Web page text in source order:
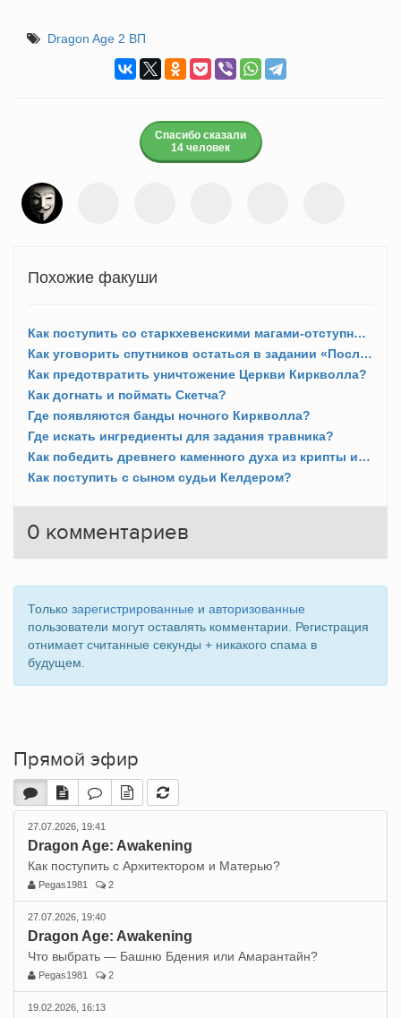
Dragon Age 2 ВП
Спасибо сказали
14 человек
Похожие факуши
Как поступить со старкхевенскими магами-отступниками?
Как уговорить спутников остаться в задании «Последняя капля»?
Как предотвратить уничтожение Церкви Киркволла?
Как догнать и поймать Скетча?
Где появляются банды ночного Киркволла?
Где искать ингредиенты для задания травника?
Как победить древнего каменного духа из крипты и открыть достижение «Холоден, как камень»?
Как поступить с сыном судьи Келдером?
0 комментариев
Только зарегистрированные и авторизованные
пользователи могут оставлять комментарии. Регистрация
отнимает считанные секунды + никакого спама в
будущем.
Прямой эфир
27.07.2026, 19:41
Dragon Age: Awakening
Как поступить с Архитектором и Матерью?
Pegas1981 2
27.07.2026, 19:40
Dragon Age: Awakening
Что выбрать — Башню Бдения или Амарантайн?
Pegas1981 2
19.02.2026, 16:13